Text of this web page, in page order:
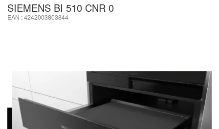
SIEMENS BI 510 CNR 0
EAN : 4242003803844